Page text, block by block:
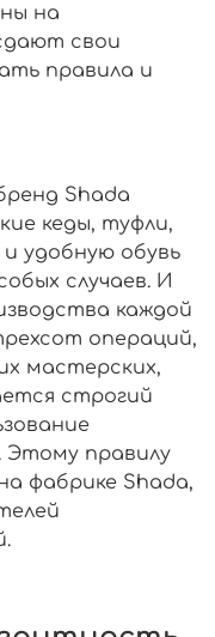
на
свои
правила и
Shadа
кеды, туфли,
удобную обувь
случаев. И
каждой
операций,
мастерских,
строгий
Этому правилу
фабрике Shadа,